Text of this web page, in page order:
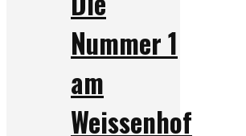
Nummer 1
am
Weissenhof